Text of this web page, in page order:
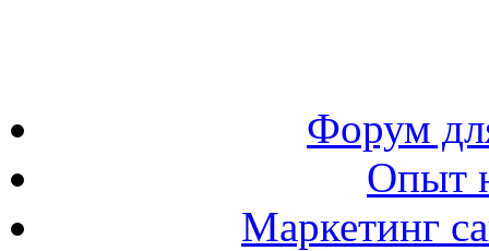
Форум
Опыт
Маркетинг